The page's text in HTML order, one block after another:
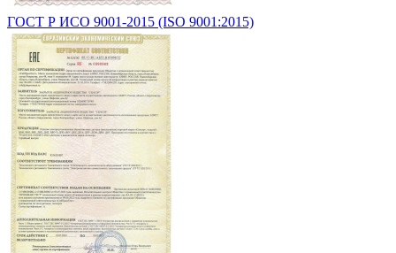
ГОСТ Р ИСО 9001-2015 (ISO 9001:2015)